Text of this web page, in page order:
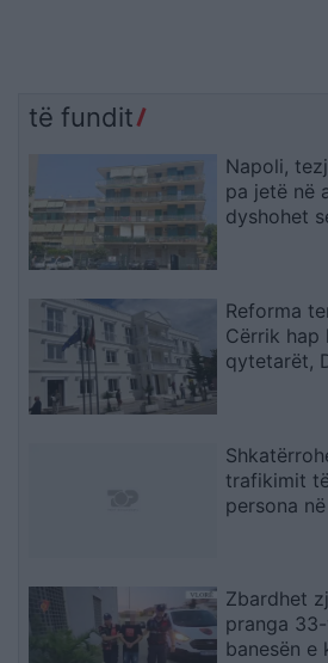
të fundit
Napoli,
pa jetë në
dyshohet
Reforma
Cërrik hap
qytetarët,
trafikimit
persona
Zbardhet
pranga
banesën e